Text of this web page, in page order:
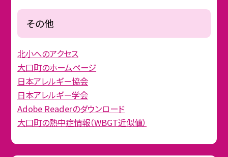
その他
北小へのアクセス
大口町のホームページ
日本アレルギー協会
日本アレルギー学会
Adobe Readerのダウンロード
大口町の熱中症情報（WBGT近似値）